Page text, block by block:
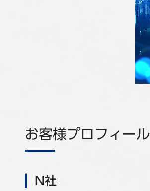
お客様プロフィール
N社